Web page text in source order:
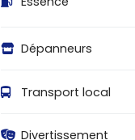
Dépanneurs
Transport local
Divertissement